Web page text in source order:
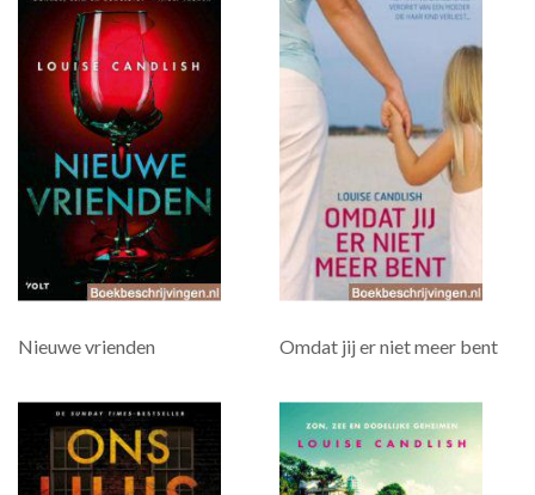
Nieuwe vrienden Omdat jij er niet meer bent